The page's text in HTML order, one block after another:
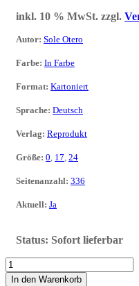
inkl. 10 % MwSt. zzgl.
Autor: Sole Otero
Farbe: In Farbe
Format: Kartoniert
Sprache: Deutsch
Verlag: Reprodukt
Größe: 0, 17, 24
Seitenanzahl: 336
Aktuell: Ja
Status: Sofort lieferbar
Naphtalin
Menge
In den Warenkorb